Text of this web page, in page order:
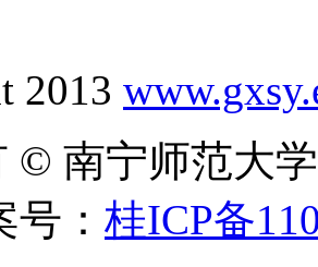
2013
© 南宁师范大
： 桂ICP备